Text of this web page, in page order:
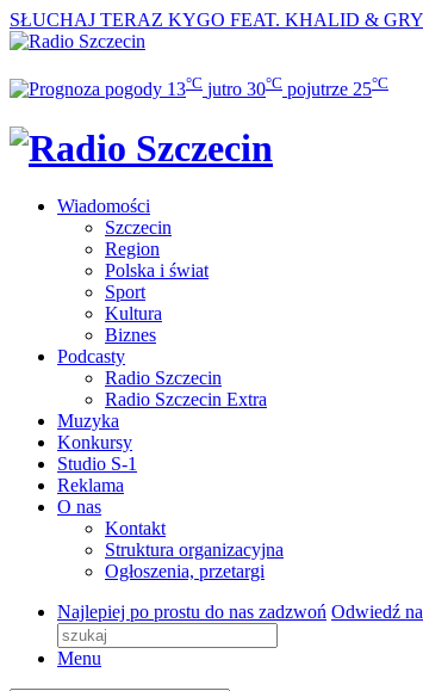
SŁUCHAJ TERAZ KYGO FEAT. KHALID &
13°C jutro 30°C pojutrze 25°C
Wiadomości
Szczecin
Region
Polska i świat
Sport
Kultura
Biznes
Podcasty
Radio Szczecin
Radio Szczecin Extra
Muzyka
Konkursy
Studio S-1
Reklama
O nas
Kontakt
Struktura organizacyjna
Ogłoszenia, przetargi
Najlepiej po prostu do nas zadzwoń Odwiedź
Menu